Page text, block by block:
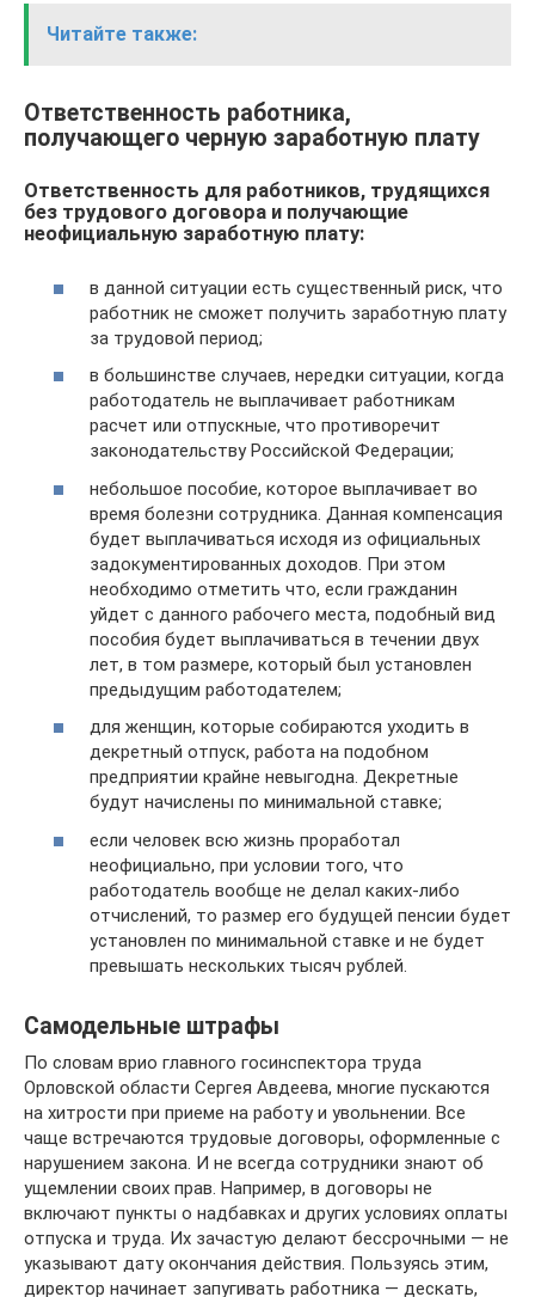
Читайте также:
Ответственность работника,
получающего черную заработную плату
Ответственность для работников, трудящихся
без трудового договора и получающие
неофициальную заработную плату:
в данной ситуации есть существенный риск, что
работник не сможет получить заработную плату
за трудовой период;
в большинстве случаев, нередки ситуации, когда
работодатель не выплачивает работникам
расчет или отпускные, что противоречит
законодательству Российской Федерации;
небольшое пособие, которое выплачивает во
время болезни сотрудника. Данная компенсация
будет выплачиваться исходя из официальных
задокументированных доходов. При этом
необходимо отметить что, если гражданин
уйдет с данного рабочего места, подобный вид
пособия будет выплачиваться в течении двух
лет, в том размере, который был установлен
предыдущим работодателем;
для женщин, которые собираются уходить в
декретный отпуск, работа на подобном
предприятии крайне невыгодна. Декретные
будут начислены по минимальной ставке;
если человек всю жизнь проработал
неофициально, при условии того, что
работодатель вообще не делал каких-либо
отчислений, то размер его будущей пенсии будет
установлен по минимальной ставке и не будет
превышать нескольких тысяч рублей.
Самодельные штрафы
По словам врио главного госинспектора труда
Орловской области Сергея Авдеева, многие пускаются
на хитрости при приеме на работу и увольнении. Все
чаще встречаются трудовые договоры, оформленные с
нарушением закона. И не всегда сотрудники знают об
ущемлении своих прав. Например, в договоры не
включают пункты о надбавках и других условиях оплаты
отпуска и труда. Их зачастую делают бессрочными — не
указывают дату окончания действия. Пользуясь этим,
директор начинает запугивать работника — дескать,